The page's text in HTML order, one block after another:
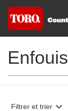
Filtrer et trier